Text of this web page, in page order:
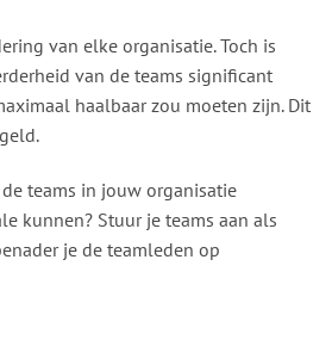
van elke organisatie. Toch is
van de teams significant
haalbaar zou moeten zijn. Dit
teams in jouw organisatie
kunnen? Stuur je teams aan als
je de teamleden op